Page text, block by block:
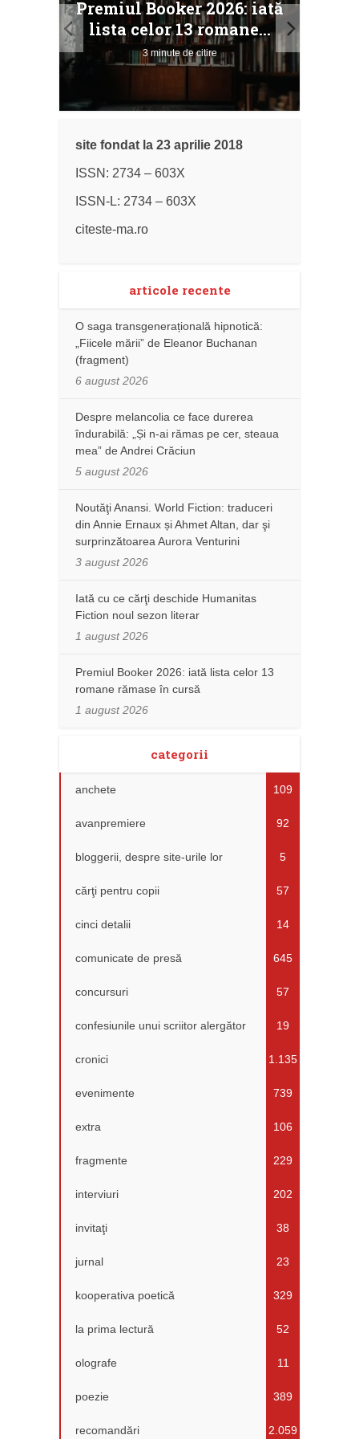
Premiul Booker 2026: iată
lista celor 13 romane...
3 minute de citire
site fondat la 23 aprilie 2018
ISSN: 2734 – 603X
ISSN-L: 2734 – 603X
citeste-ma.ro
articole recente
O saga transgenerațională hipnotică:
„Fiicele mării” de Eleanor Buchanan
(fragment)
6 august 2026
Despre melancolia ce face durerea
îndurabilă: „Și n-ai rămas pe cer, steaua
mea” de Andrei Crăciun
5 august 2026
Noutăţi Anansi. World Fiction: traduceri
din Annie Ernaux și Ahmet Altan, dar şi
surprinzătoarea Aurora Venturini
3 august 2026
Iată cu ce cărţi deschide Humanitas
Fiction noul sezon literar
1 august 2026
Premiul Booker 2026: iată lista celor 13
romane rămase în cursă
1 august 2026
categorii
anchete 109
avanpremiere 92
bloggerii, despre site-urile lor 5
cărţi pentru copii 57
cinci detalii 14
comunicate de presă 645
concursuri 57
confesiunile unui scriitor alergător 19
cronici 1.135
evenimente 739
extra 106
fragmente 229
interviuri 202
invitaţi 38
jurnal 23
kooperativa poetică 329
la prima lectură 52
olografe 11
poezie 389
recomandări 2.059